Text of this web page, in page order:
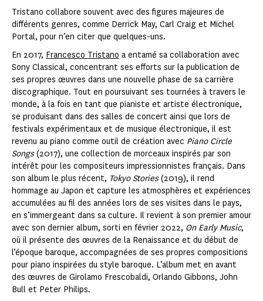
Tristano collabore souvent avec des figures majeures de
différents genres, comme Derrick May, Carl Craig et Michel
Portal, pour n’en citer que quelques-uns.
En 2017, Francesco Tristano a entamé sa collaboration avec
Sony Classical, concentrant ses efforts sur la publication de
ses propres œuvres dans une nouvelle phase de sa carrière
discographique. Tout en poursuivant ses tournées à travers le
monde, à la fois en tant que pianiste et artiste électronique,
se produisant dans des salles de concert ainsi que lors de
festivals expérimentaux et de musique électronique, il est
revenu au piano comme outil de création avec Piano Circle
Songs(2017), une collection de morceaux inspirés par son
intérêt pour les compositeurs impressionnistes français. Dans
son album le plus récent, Tokyo Stories(2019), il rend
hommage au Japon et capture les atmosphères et expériences
accumulées au fil des années lors de ses visites dans le pays,
en s’immergeant dans sa culture. Il revient à son premier amour
avec son dernier album, sorti en février 2022, On Early Music,
où il présente des œuvres de la Renaissance et du début de
l’époque baroque, accompagnées de ses propres compositions
pour piano inspirées du style baroque. L’album met en avant
des œuvres de Girolamo Frescobaldi, Orlando Gibbons, John
Bull et Peter Philips.